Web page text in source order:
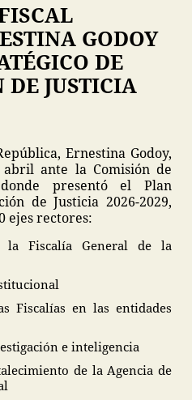
GODOY
DE
DE JUSTICIA
Ernestina Godoy,
ante la Comisión de
presentó el Plan
de Justicia 2026-2029,
ejes rectores:
la Fiscalía General de la
Fiscalías en las entidades
e inteligencia
de la Agencia de